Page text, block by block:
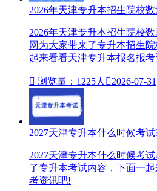
2026年天津专升本招生院校
2026年天津专升本招生院校
网为大家带来了专升本招生
起来看看天津专升本报名报
 浏览量：1225人 2026-07-31
2027天津专升本什么时候考试
2027天津专升本什么时候考
了专升本考试内容，下面一
考资讯吧!